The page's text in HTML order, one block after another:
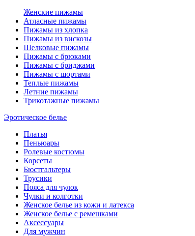
Женские пижамы
Атласные пижамы
Пижамы из хлопка
Пижамы из вискозы
Шелковые пижамы
Пижамы с брюками
Пижамы с бриджами
Пижамы с шортами
Теплые пижамы
Летние пижамы
Трикотажные пижамы
Эротическое белье
Платья
Пеньюары
Ролевые костюмы
Корсеты
Бюстгальтеры
Трусики
Пояса для чулок
Чулки и колготки
Женское белье из кожи и латекса
Женское белье с ремешками
Аксессуары
Для мужчин